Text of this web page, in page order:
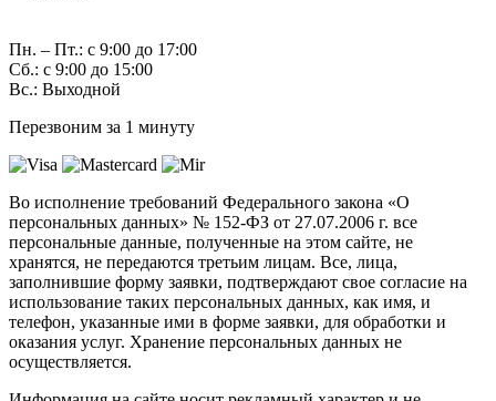
Пн. – Пт.: с 9:00 до 17:00
Сб.: с 9:00 до 15:00
Вс.: Выходной
Перезвоним за 1 минуту
Во исполнение требований Федерального закона «О
персональных данных» № 152-ФЗ от 27.07.2006 г. все
персональные данные, полученные на этом сайте, не
хранятся, не передаются третьим лицам. Все, лица,
заполнившие форму заявки, подтверждают свое согласие на
использование таких персональных данных, как имя, и
телефон, указанные ими в форме заявки, для обработки и
оказания услуг. Хранение персональных данных не
осуществляется.